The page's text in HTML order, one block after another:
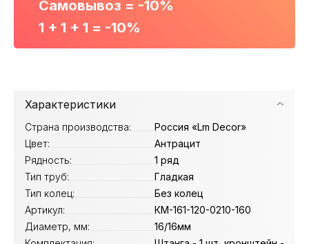
Самовывоз = -10%
1 + 1 + 1 = -10%
Характеристики
Страна производства:
Россия «Lm Decor»
Цвет:
Антрацит
Рядность:
1 ряд
Тип труб:
Гладкая
Тип колец:
Без колец
Артикул:
КМ-161-120-0210-160
Диаметр, мм:
16/16мм